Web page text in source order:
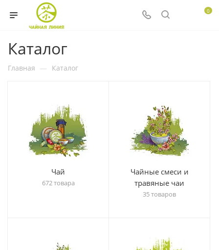
0
Каталог
Главная — Каталог
Чай
672 товара
Чайные смеси и
травяные чаи
35 товаров